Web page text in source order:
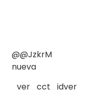
@@JzkrM
nueva
ver_cct_idver